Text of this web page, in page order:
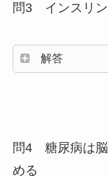
問3 インスリン
解答
問4 糖尿病は脳
める